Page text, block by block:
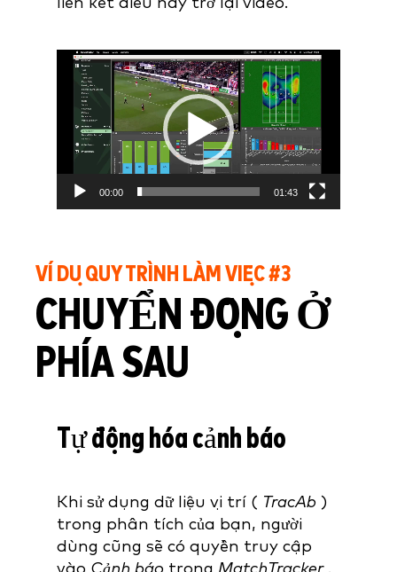
Video
Player
00:00 01:43
VÍ DỤ QUY TRÌNH LÀM VIỆC #3
CHUYỂN ĐỘNG Ở
PHÍA SAU
Tự động hóa cảnh báo
Khi sử dụng dữ liệu vị trí ( TracAb )
trong phân tích của bạn, người
dùng cũng sẽ có quyền truy cập